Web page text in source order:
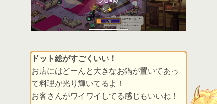
ドット絵がすごくいい！
お店にはどーんと大きなお鍋が置いてあっ
て料理が光り輝いてるよ！
お客さんがワイワイしてる感じもいいね！